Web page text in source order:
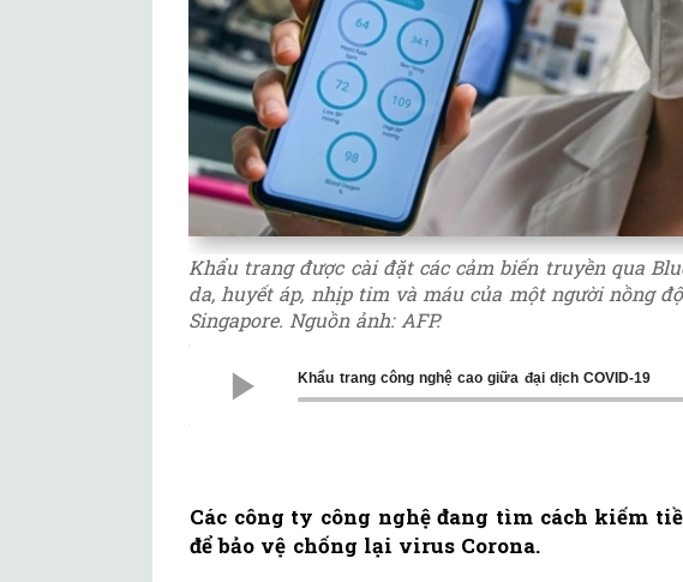
Khẩu trang được cài đặt các cảm biến truyền qua
da, huyết áp, nhịp tim và máu của một người nồng
Singapore. Nguồn ảnh: AFP.
Khẩu trang công nghệ cao giữa đại dịch COVID-19
Các công ty công nghệ đang tìm cách kiếm
để bảo vệ chống lại virus Corona.